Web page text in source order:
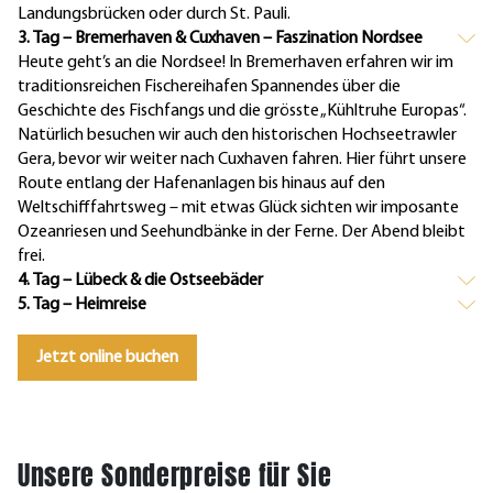
Landungsbrücken oder durch St. Pauli.
3. Tag – Bremerhaven & Cuxhaven – Faszination Nordsee
Heute geht’s an die Nordsee! In Bremerhaven erfahren wir im
traditionsreichen Fischereihafen Spannendes über die
Geschichte des Fischfangs und die grösste „Kühltruhe Europas“.
Natürlich besuchen wir auch den historischen Hochseetrawler
Gera, bevor wir weiter nach Cuxhaven fahren. Hier führt unsere
Route entlang der Hafenanlagen bis hinaus auf den
Weltschifffahrtsweg – mit etwas Glück sichten wir imposante
Ozeanriesen und Seehundbänke in der Ferne. Der Abend bleibt
frei.
4. Tag – Lübeck & die Ostseebäder
5. Tag – Heimreise
Jetzt online buchen
Unsere Sonderpreise für Sie